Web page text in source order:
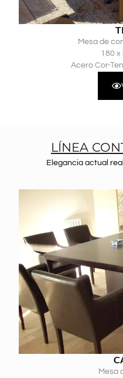
Mesa de
180 x
Acero Cor-
LÍNEA
Elegancia actual
Mesa